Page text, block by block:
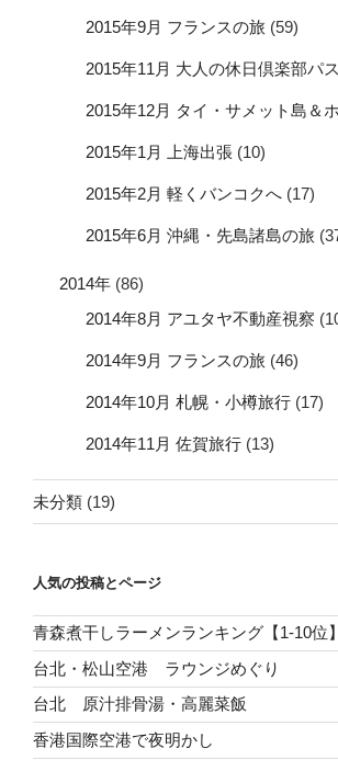
2015年9月 フランスの旅 (59)
2015年11月 大人の休日倶楽部パ
2015年12月 タイ・サメット島＆
2015年1月 上海出張 (10)
2015年2月 軽くバンコクへ (17)
2015年6月 沖縄・先島諸島の旅
2014年 (86)
2014年8月 アユタヤ不動産視察
2014年9月 フランスの旅 (46)
2014年10月 札幌・小樽旅行 (17)
2014年11月 佐賀旅行 (13)
未分類 (19)
人気の投稿とページ
青森煮干しラーメンランキング【1-10位】
台北・松山空港 ラウンジめぐり
台北 原汁排骨湯・高麗菜飯
香港国際空港で夜明かし